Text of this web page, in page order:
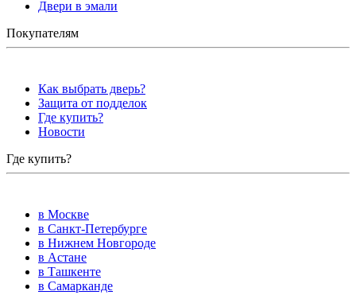
Двери в эмали
Покупателям
Как выбрать дверь?
Защита от подделок
Где купить?
Новости
Где купить?
в Москве
в Санкт-Петербурге
в Нижнем Новгороде
в Астане
в Ташкенте
в Самарканде